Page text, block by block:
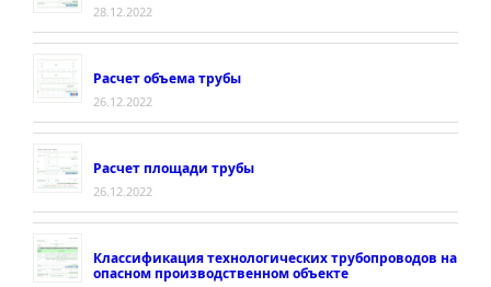
28.12.2022
Расчет объема трубы
26.12.2022
Расчет площади трубы
26.12.2022
Классификация технологических трубопроводов на
опасном производственном объекте